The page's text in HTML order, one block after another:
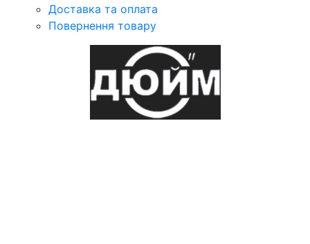
Доставка та оплата
Повернення товару